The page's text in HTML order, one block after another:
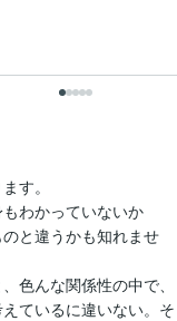
す。
わかっていないか
と違うかも知れませ
色んな関係性の中で、
ているに違いない。そ